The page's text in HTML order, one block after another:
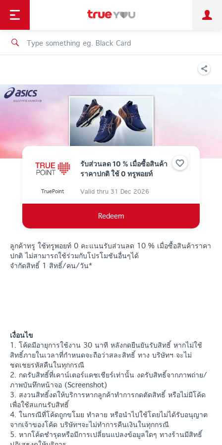
Personal Business
Shopping
เทรนด์เทคโนโลยี
รับส่วนลด 10 % เมื่อซื้อสินค้า
ราคาปกติ ใช้ 0 ทรูพอยท์
TruePoint Valid thru 31 Dec 2026
Redeem
ลูกค้าทรู ใช้ทรูพอยท์ 0 คะแนนรับส่วนลด 10 % เมื่อซื้อสินค้าราคา
ปกติ ไม่สามารถใช้ร่วมกับโปรโมชันอื่นๆได้
จำกัดสิทธิ์ 1 สิทธิ์/คน/วัน*
เงื่อนไข
1. โค้ดมีอายุการใช้งาน 30 นาที หลังกดยืนยันรับสิทธิ์ หากไม่ใช้
สิทธิ์ภายในเวลาที่กำหนดจะถือว่าสละสิทธิ์ ทาง บริษัทฯ จะไม่
ชดเชยรหัสคืนในทุกกรณี
2. กดรับสิทธิ์ที่เคาน์เตอร์แคชเชียร์เท่านั้น งดรับสิทธิ์จากภาพถ่าย/
ภาพบันทึกหน้าจอ (Screenshot)
3. สงวนสิทธิ์งดให้บริการหากลูกค้าทำการกดตัดสิทธิ์ หรือไม่มีโค้ด
เพื่อใช้สแกนรับสิทธิ์
4. ในกรณีที่โค้ดถูกขโมย ทำลาย หรือนำไปใช้โดยไม่ได้รับอนุญาต
จากเจ้าของโค้ด บริษัทฯจะไม่ทำการคืนเงินในทุกกรณี
5. หากโค้ดชำรุดหรือมีการเปลี่ยนแปลงข้อมูลใดๆ ทางร้านมีสิทธิ์